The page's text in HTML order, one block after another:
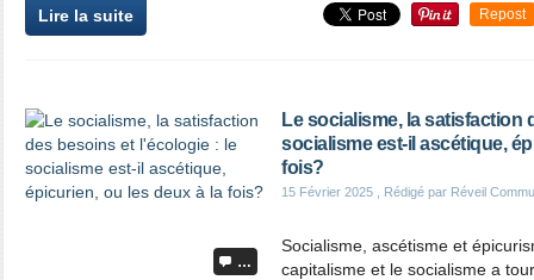
Lire la suite Repost
…
Le socialisme, la satisfaction
socialisme est-il ascétique,
fois?
15 Février 2025 , Rédigé par Réveil
Socialisme, ascétisme et
capitalisme et le socialisme a